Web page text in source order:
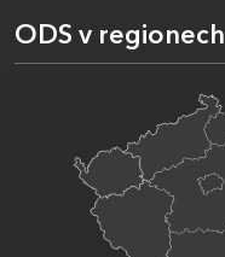
ODS v regionech